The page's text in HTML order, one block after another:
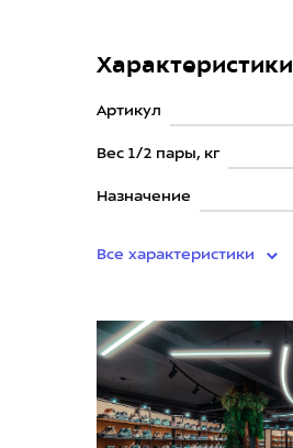
Характеристики
Артикул
Вес 1/2 пары, кг
Назначение
Все характеристики